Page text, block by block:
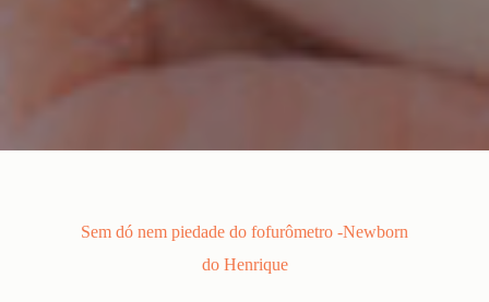
Sem dó nem piedade do fofurômetro -Newborn
do Henrique